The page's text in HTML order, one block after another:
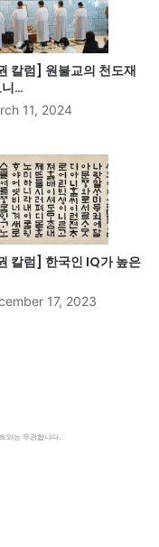
칼럼] 원불교의 천도재
…
11, 2024
칼럼] 한국인 IQ가 높은
17, 2023
와는 무관합니다.